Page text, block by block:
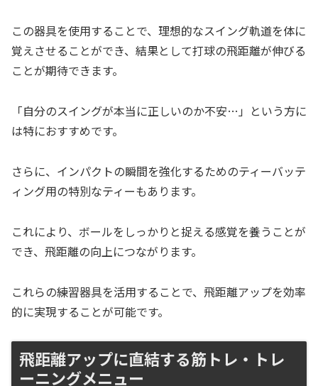
この器具を使用することで、理想的なスイング軌道を体に
覚えさせることができ、結果として打球の飛距離が伸びる
ことが期待できます。
「自分のスイングが本当に正しいのか不安…」という方に
は特におすすめです。
さらに、インパクトの瞬間を強化するためのティーバッテ
ィング用の特別なティーもあります。
これにより、ボールをしっかりと捉える感覚を養うことが
でき、飛距離の向上につながります。
これらの練習器具を活用することで、飛距離アップを効率
的に実現することが可能です。
飛距離アップに直結する筋トレ・トレ
ーニングメニュー